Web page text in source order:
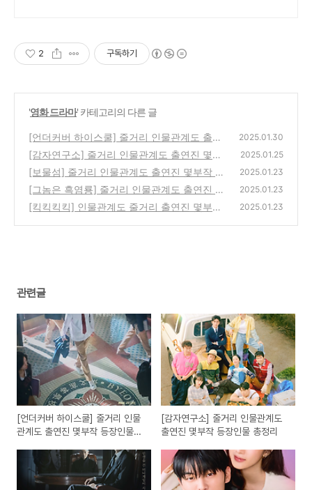
2 구독하기
'영화 드라마' 카테고리의 다른 글
[언더커버 하이스쿨] 줄거리 인물관계도 출연
진 몇부작 등장인물 총정리
(0)
2025.01.30
[감자연구소] 줄거리 인물관계도 출연진 몇부
작 등장인물 총정리
(0)
2025.01.25
[보물섬] 줄거리 인물관계도 출연진 몇부작 등
장인물 총정리
(0)
2025.01.23
[그놈은 흑염룡] 줄거리 인물관계도 출연진 몇
부작 등장인물 총정리
(0)
2025.01.23
[킥킥킥킥] 인물관계도 줄거리 출연진 몇부작
2025.01.23
관련글
[언더커버 하이스쿨] 줄거리 인물
관계도 출연진 몇부작 등장인물
[감자연구소] 줄거리 인물관계도
출연진 몇부작 등장인물 총정리